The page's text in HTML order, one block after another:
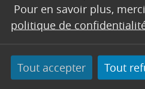
Pour en savoir plus,
politique de
Tout accepter Tout
Infos : 06.52.48.35.71 –
atelierdanse13@gmail.com
www.atelierdanse.net
STAGE de DANSE